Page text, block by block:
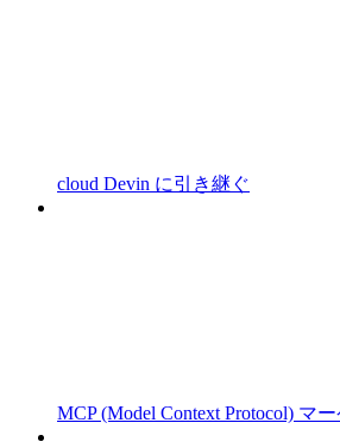
cloud Devin に引き継ぐ
MCP (Model Context Protocol) マ